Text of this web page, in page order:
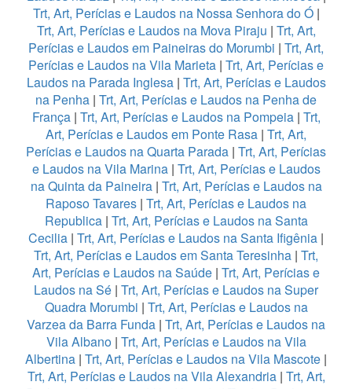
Trt, Art, Perícias e Laudos na Nossa Senhora do Ó|
Trt, Art, Perícias e Laudos na Mova Piraju | Trt, Art,
Perícias e Laudos em Paineiras do Morumbi | Trt, Art,
Perícias e Laudos na Vila Marieta | Trt, Art, Perícias e
Laudos na Parada Inglesa | Trt, Art, Perícias e Laudos
na Penha | Trt, Art, Perícias e Laudos na Penha de
França | Trt, Art, Perícias e Laudos na Pompeia| Trt,
Art, Perícias e Laudos em Ponte Rasa | Trt, Art,
Perícias e Laudos na Quarta Parada | Trt, Art, Perícias
e Laudos na Vila Marina| Trt, Art, Perícias e Laudos
na Quinta da Paineira| Trt, Art, Perícias e Laudos na
Raposo Tavares | Trt, Art, Perícias e Laudos na
Republica| Trt, Art, Perícias e Laudos na Santa
Cecilia | Trt, Art, Perícias e Laudos na Santa Ifigênia |
Trt, Art, Perícias e Laudos em Santa Teresinha | Trt,
Art, Perícias e Laudos na Saúde | Trt, Art, Perícias e
Laudos na Sé | Trt, Art, Perícias e Laudos na Super
Quadra Morumbi | Trt, Art, Perícias e Laudos na
Varzea da Barra Funda | Trt, Art, Perícias e Laudos na
Vila Albano| Trt, Art, Perícias e Laudos na Vila
Albertina | Trt, Art, Perícias e Laudos na Vila Mascote |
Trt, Art, Perícias e Laudos na Vila Alexandria| Trt, Art,